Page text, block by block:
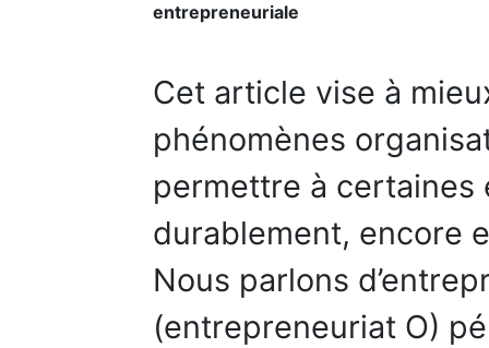
entrepreneuriale
Cet article vise à
phénomènes
permettre à certaines
durablement, encore
Nous parlons
(entrepreneuriat O)